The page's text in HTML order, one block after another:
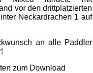
vor den drittplatzierten
Neckardrachen 1 auf
an alle Paddler
zum Download